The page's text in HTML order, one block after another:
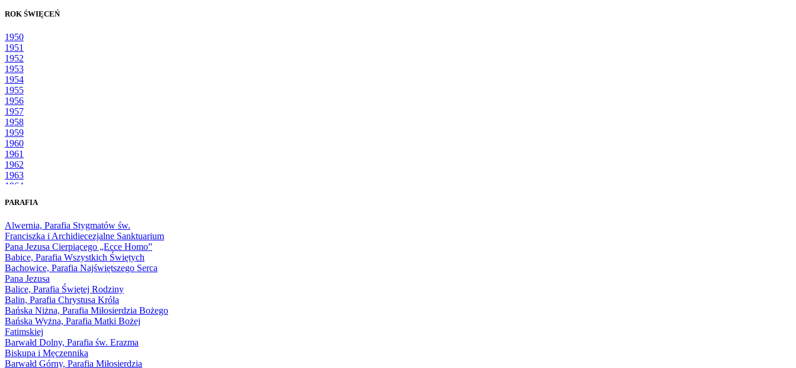
ROK ŚWIĘCEŃ
1950
1951
1952
1953
1954
1955
1956
1957
1958
1959
1960
1961
1962
1963
1964
1966
1968
1969
1970
1971
1972
1973
1974
1975
1976
1977
1978
1979
1980
PARAFIA
Alwernia, Parafia Stygmatów św.
Franciszka i Archidiecezjalne Sanktuarium
Pana Jezusa Cierpiącego „Ecce Homo”
Babice, Parafia Wszystkich Świętych
Bachowice, Parafia Najświętszego Serca
Pana Jezusa
Balice, Parafia Świętej Rodziny
Balin, Parafia Chrystusa Króla
Bańska Niżna, Parafia Miłosierdzia Bożego
Bańska Wyżna, Parafia Matki Bożej
Fatimskiej
Barwałd Dolny, Parafia św. Erazma
Biskupa i Męczennika
Barwałd Górny, Parafia Miłosierdzia